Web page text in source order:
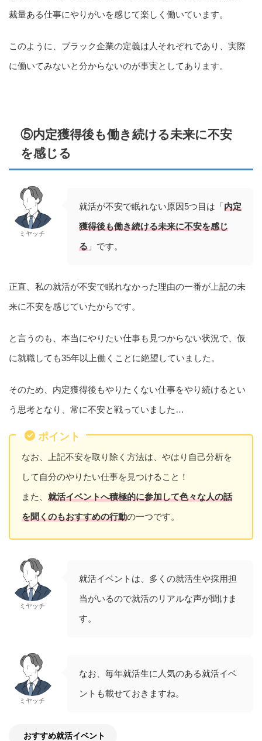
裁量ある仕事にやりがいを感じて楽しく働いています。
このように、ブラック企業の定義は人それぞれであり、実際
に働いてみないと分からないのが事実としてあります。
⑤内定獲得後も働き続ける未来に不安
を感じる
ミヤッチ
就活が不安で眠れない原因5つ目は「内定
獲得後も働き続ける未来に不安を感じ
る 」です。
正直、私の就活が不安で眠れなかった理由の一番が上記の未
来に不安を感じていたからです。
と言うのも、本当にやりたい仕事も見つからない状況で、仮
に就職しても35年以上働くことに絶望していました。
そのため、内定獲得後もやりたくない仕事をやり続けるとい
う思考となり、常に不安と戦っていました…
ポイント
なお、上記不安を取り除く方法は、やはり自己分析を
して自分のやりたい仕事を見つけること！
また、 就活イベントへ積極的に参加して色々な人の話
を聞くのもおすすめの行動の一つです。
ミヤッチ
就活イベントは、多くの就活生や採用担
当がいるので就活のリアルな声が聞けま
す。
ミヤッチ
なお、毎年就活生に人気のある就活イベ
ントも載せておきますね。
おすすめ就活イベント